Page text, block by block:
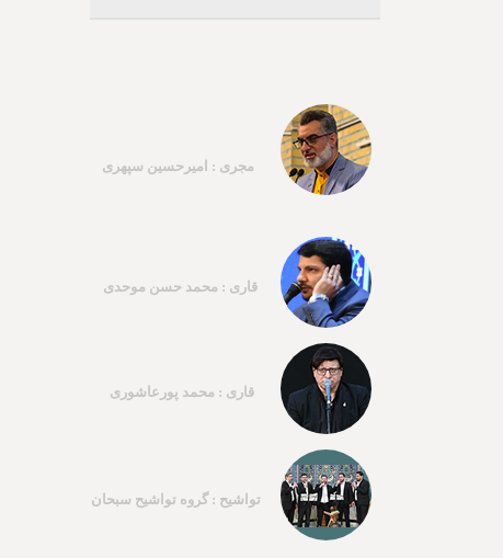
مجری : امیرحسین سپهری
قاری : محمد حسن موحدی
قاری : محمد پورعاشوری
تواشیح : گروه تواشیح سبحان